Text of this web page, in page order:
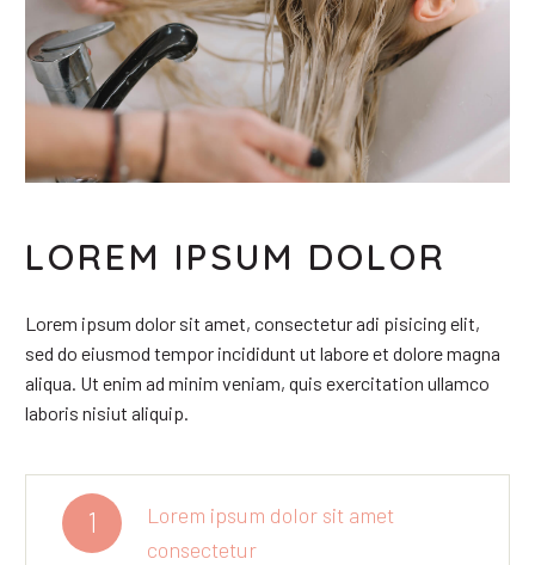
LOREM IPSUM DOLOR
Lorem ipsum dolor sit amet, consectetur adi pisicing elit,
sed do eiusmod tempor incididunt ut labore et dolore magna
aliqua. Ut enim ad minim veniam, quis exercitation ullamco
laboris nisiut aliquip.
1
Lorem ipsum dolor sit amet
consectetur